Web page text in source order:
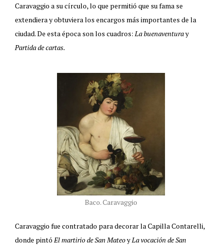
Caravaggio a su círculo, lo que permitió que su fama se
extendiera y obtuviera los encargos más importantes de la
ciudad. De esta época son los cuadros: La buenaventuray
Partida de cartas.
Baco. Caravaggio
Caravaggio fue contratado para decorar la Capilla Contarelli,
donde pintóEl martirio de San MateoyLa vocación de San